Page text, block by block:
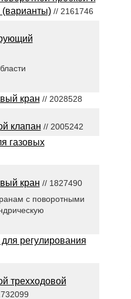
(варианты)// 2161746
кран // 2028528
клапан // 2005242
газовых
кран // 1827490
с поворотными
регулирования
трехходовой